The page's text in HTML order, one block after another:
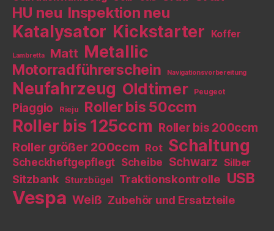
HU neu Inspektion neu
Katalysator Kickstarter Koffer
Lambretta Matt Metallic
Motorradführerschein Navigationsvorbereitung
Neufahrzeug Oldtimer Peugeot
Piaggio Rieju Roller bis 50ccm
Roller bis 125ccm Roller bis 200ccm
Roller größer 200ccm Rot Schaltung
Scheckheftgepflegt Scheibe Schwarz Silber
Sitzbank Sturzbügel Traktionskontrolle USB
Vespa Weiß Zubehör und Ersatzteile